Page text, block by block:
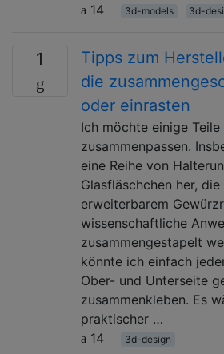
14
3d-models 3d-
1
Tipps zum
die
oder einrasten
Ich möchte einige
zusammenpassen.
eine Reihe von
Glasfläschchen her,
erweiterbarem
wissenschaftliche
zusammengestapelt
könnte ich einfach
Ober- und Unterseite
zusammenkleben. Es
praktischer …
14
3d-design